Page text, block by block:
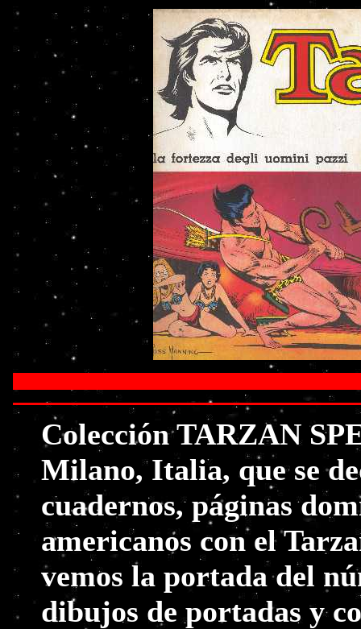
Colección TARZAN
Milano, Italia, que se
cuadernos, páginas
americanos con el
vemos la portada del
dibujos de portadas y